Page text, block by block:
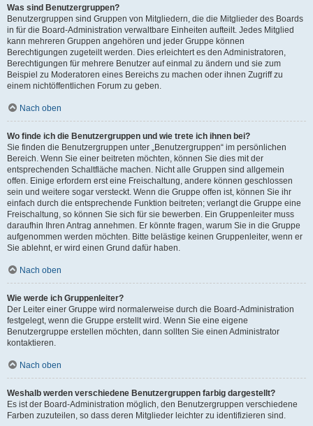
Was sind Benutzergruppen?
Benutzergruppen sind Gruppen von Mitgliedern, die die Mitglieder des Boards
in für die Board-Administration verwaltbare Einheiten aufteilt. Jedes Mitglied
kann mehreren Gruppen angehören und jeder Gruppe können
Berechtigungen zugeteilt werden. Dies erleichtert es den Administratoren,
Berechtigungen für mehrere Benutzer auf einmal zu ändern und sie zum
Beispiel zu Moderatoren eines Bereichs zu machen oder ihnen Zugriff zu
einem nichtöffentlichen Forum zu geben.
Nach oben
Wo finde ich die Benutzergruppen und wie trete ich ihnen bei?
Sie finden die Benutzergruppen unter „Benutzergruppen“ im persönlichen
Bereich. Wenn Sie einer beitreten möchten, können Sie dies mit der
entsprechenden Schaltfläche machen. Nicht alle Gruppen sind allgemein
offen. Einige erfordern erst eine Freischaltung, andere können geschlossen
sein und weitere sogar versteckt. Wenn die Gruppe offen ist, können Sie ihr
einfach durch die entsprechende Funktion beitreten; verlangt die Gruppe eine
Freischaltung, so können Sie sich für sie bewerben. Ein Gruppenleiter muss
daraufhin Ihren Antrag annehmen. Er könnte fragen, warum Sie in die Gruppe
aufgenommen werden möchten. Bitte belästige keinen Gruppenleiter, wenn er
Sie ablehnt, er wird einen Grund dafür haben.
Nach oben
Wie werde ich Gruppenleiter?
Der Leiter einer Gruppe wird normalerweise durch die Board-Administration
festgelegt, wenn die Gruppe erstellt wird. Wenn Sie eine eigene
Benutzergruppe erstellen möchten, dann sollten Sie einen Administrator
kontaktieren.
Nach oben
Weshalb werden verschiedene Benutzergruppen farbig dargestellt?
Es ist der Board-Administration möglich, den Benutzergruppen verschiedene
Farben zuzuteilen, so dass deren Mitglieder leichter zu identifizieren sind.